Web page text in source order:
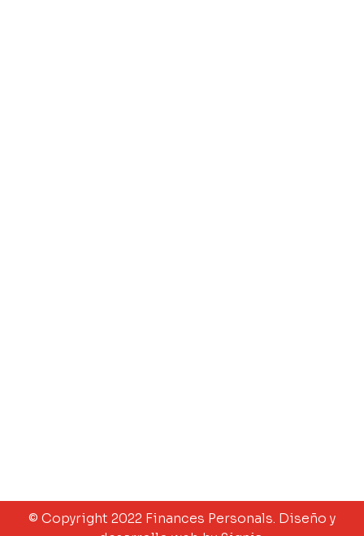
© Copyright 2022 Finances Personals. Diseño y